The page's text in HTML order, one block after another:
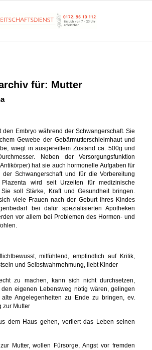
für: Mutter
den Embryo während der Schwangerschaft. Sie
Gewebe der Gebärmutterschleimhaut und
wiegt in ausgereiftem Zustand ca. 500g und
Neben der Versorgungsfunktion
hat sie auch hormonelle Aufgaben für
der Schwangerschaft und für die Vorbereitung
wird seit Urzeiten für medizinische
Sie soll Stärke, Kraft und Gesundheit bringen.
viele Frauen nach der Geburt ihres Kindes
bei dafür spezialisierten Apotheken
vor allem bei Problemen des Hormon- und
mitfühlend, empfindlich auf Kritik,
und Selbstwahrnehmung, liebt Kinder
zu machen, kann sich nicht durchsetzen,
eigenen Lebensweg nötig wären, gelingen
alte Angelegenheiten zu Ende zu bringen, ev.
zur Mutter
dem Haus gehen, verliert das Leben seinen
Mutter, wollen Fürsorge, Angst vor fremden